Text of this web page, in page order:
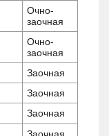
Очно-
заочная
Очно-
заочная
Заочная
Заочная
Заочная